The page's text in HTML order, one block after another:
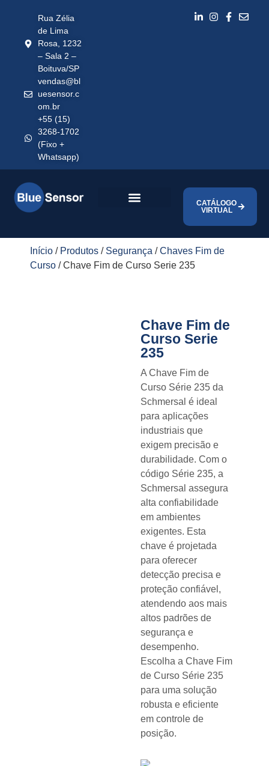
Rua Zélia
de Lima
Rosa, 1232
– Sala 2 –
Boituva/SP
vendas@bl
uesensor.c
om.br
+55 (15)
3268-1702
(Fixo +
Whatsapp)
CATÁLOGO
VIRTUAL
Início / Produtos / Segurança /Chaves Fim de
Curso / Chave Fim de Curso Serie 235
Chave Fim de
Curso Serie
235
A Chave Fim de
Curso Série 235 da
Schmersal é ideal
para aplicações
industriais que
exigem precisão e
durabilidade. Com o
código Série 235, a
Schmersal assegura
alta confiabilidade
em ambientes
exigentes. Esta
chave é projetada
para oferecer
detecção precisa e
proteção confiável,
atendendo aos mais
altos padrões de
segurança e
desempenho.
Escolha a Chave Fim
de Curso Série 235
para uma solução
robusta e eficiente
em controle de
posição.